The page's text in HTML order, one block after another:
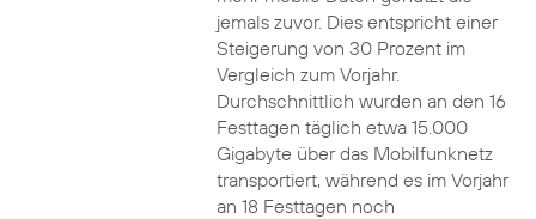
jemals zuvor. Dies entspricht einer
Steigerung von 30 Prozent im
Vergleich zum Vorjahr.
Durchschnittlich wurden an den 16
Festtagen täglich etwa 15.000
Gigabyte über das Mobilfunknetz
transportiert, während es im Vorjahr
an 18 Festtagen noch